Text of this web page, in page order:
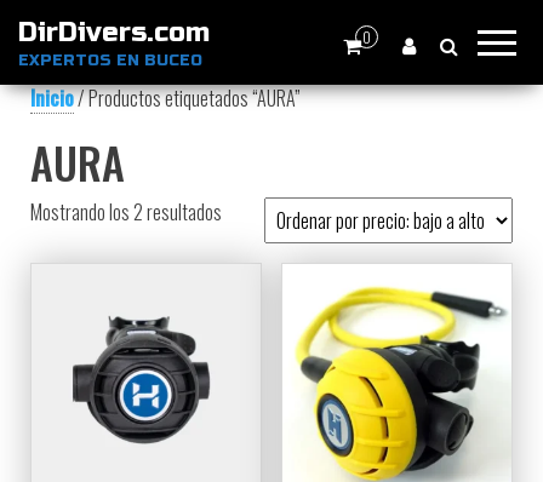
DirDivers.com
EXPERTOS EN BUCEO
0
Inicio/ Productos etiquetados “AURA”
AURA
Mostrando los 2 resultados Ordenado por precio: bajo a alto